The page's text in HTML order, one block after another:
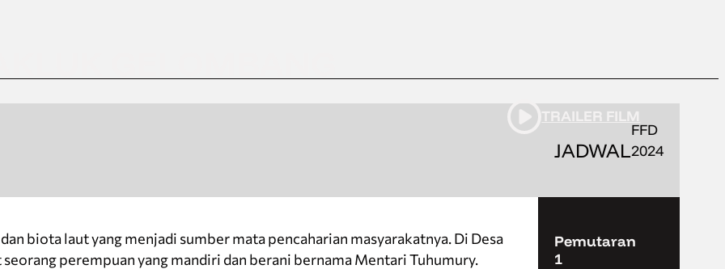
GELOMBANG
TRAILER FILM
biota laut yang menjadi sumber mata pencaharian masyarakatnya. Di Desa
perempuan yang mandiri dan berani bernama Mentari Tuhumury.
JADWAL
FFD
2024
Pemutaran
1